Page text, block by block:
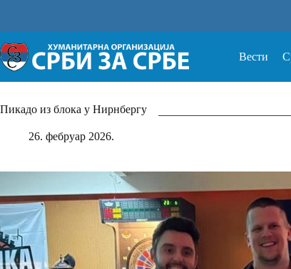
Вести
Пикадо из блока у Нирнбергу
26. фебруар 2026.